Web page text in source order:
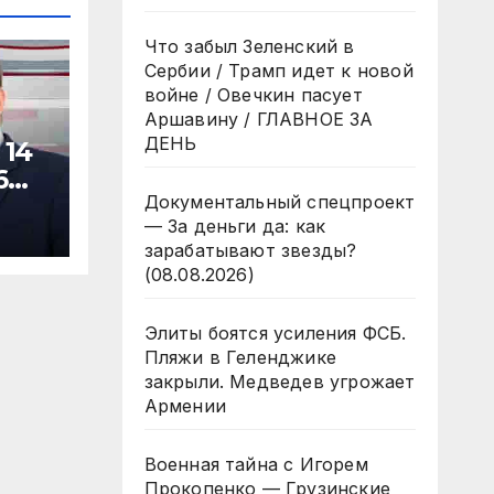
Что забыл Зеленский в
Сербии / Трамп идет к новой
войне / Овечкин пасует
Аршавину / ГЛАВНОЕ ЗА
ДЕНЬ
Документальный спецпроект
— За деньги да: как
зарабатывают звезды?
(08.08.2026)
Элиты боятся усиления ФСБ.
Пляжи в Геленджике
закрыли. Медведев угрожает
Армении
Военная тайна с Игорем
Прокопенко — Грузинские